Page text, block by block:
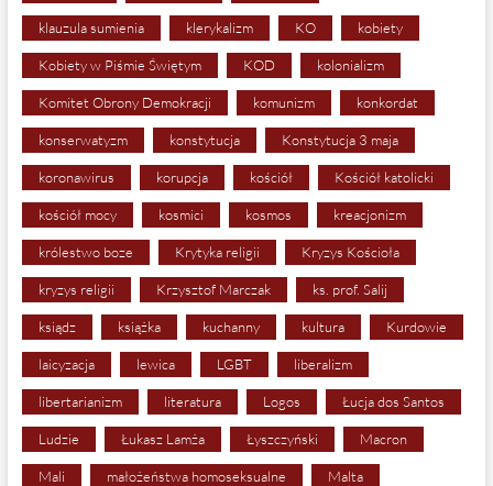
klauzula sumienia klerykalizm KO kobiety
Kobiety w Piśmie Świętym KOD kolonializm
Komitet Obrony Demokracji komunizm konkordat
konserwatyzm konstytucja Konstytucja 3 maja
koronawirus korupcja kościół Kościół katolicki
kościół mocy kosmici kosmos kreacjonizm
królestwo boze Krytyka religii Kryzys Kościoła
kryzys religii Krzysztof Marczak ks. prof. Salij
ksiądz książka kuchanny kultura Kurdowie
laicyzacja lewica LGBT liberalizm
libertarianizm literatura Logos Łucja dos Santos
Ludzie Łukasz Lamża Łyszczyński Macron
Mali małożeństwa homoseksualne Malta